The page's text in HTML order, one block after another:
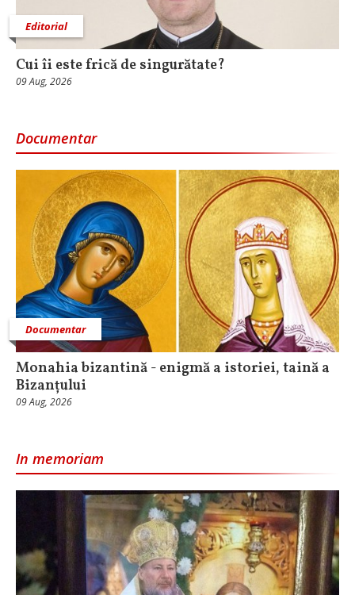
Editorial
Cui îi este frică de singurătate?
09 Aug, 2026
Documentar
Documentar
Monahia bizantină - enigmă a istoriei, taină a
Bizanțului
09 Aug, 2026
In memoriam